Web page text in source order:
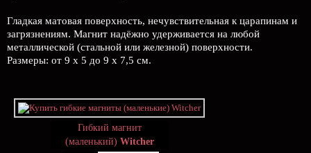
Гладкая матовая поверхность, нечувствительная к царапинам и
загрязнениям. Магнит надёжно удерживается на любой
металлической (стальной или железной) поверхности.
Размеры: от 9 х 5 до 9 х 7,5 см.
Гибкий магнит
(маленький) Witcher